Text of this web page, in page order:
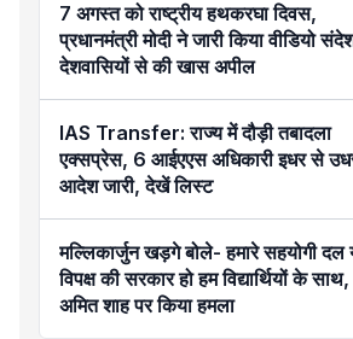
7 अगस्त को राष्ट्रीय हथकरघा दिवस,
प्रधानमंत्री मोदी ने जारी किया वीडियो
देशवासियों से की खास अपील
IAS Transfer: राज्य में दौड़ी तबादला
एक्सप्रेस, 6 आईएएस अधिकारी इधर से
आदेश जारी, देखें लिस्ट
मल्लिकार्जुन खड़गे बोले- हमारे सहयोगी दल
विपक्ष की सरकार हो हम विद्यार्थियों के साथ,
अमित शाह पर किया हमला